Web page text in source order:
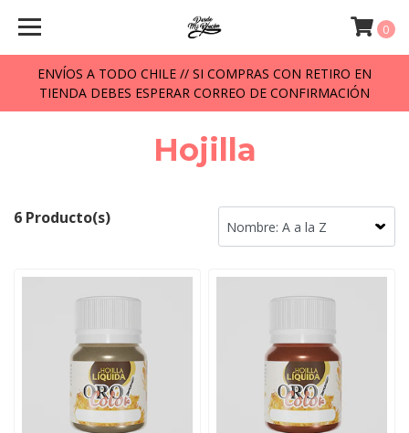
ENVÍOS A TODO CHILE // SI COMPRAS CON RETIRO EN
TIENDA DEBES ESPERAR CORREO DE CONFIRMACIÓN
0
Hojilla
6 Producto(s)